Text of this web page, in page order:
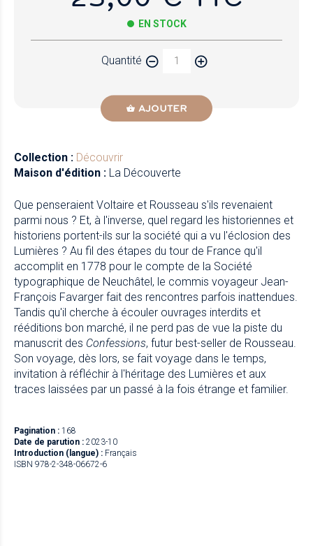
EN STOCK
Quantité
AJOUTER
Collection : Découvrir
Maison d'édition : La Découverte
Que penseraient Voltaire et Rousseau s'ils revenaient
parmi nous ? Et, à l'inverse, quel regard les historiennes et
historiens portent-ils sur la société qui a vu l'éclosion des
Lumières ? Au fil des étapes du tour de France qu'il
accomplit en 1778 pour le compte de la Société
typographique de Neuchâtel, le commis voyageur Jean-
François Favarger fait des rencontres parfois inattendues.
Tandis qu'il cherche à écouler ouvrages interdits et
rééditions bon marché, il ne perd pas de vue la piste du
manuscrit des Confessions, futur best-seller de Rousseau.
Son voyage, dès lors, se fait voyage dans le temps,
invitation à réfléchir à l'héritage des Lumières et aux
traces laissées par un passé à la fois étrange et familier.
Pagination : 168
Date de parution : 2023-10
Introduction (langue) : Français
ISBN 978-2-348-06672-6